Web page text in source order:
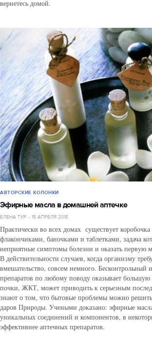
вернетесь домой.
АВТОРСКИЕ КОЛОНКИ
Эфирные масла в домашней аптечке
ЕЛЕНА ТУР 15 АПРЕЛЯ 2015
Практически во всех домах существует
флакончиками, баночками и таблетками, задача
неприятные симптомы болезни и оказать первую
В действительности случаев, когда организму
вмешательство, совсем немного. Бесконтрольный
препаратов по любому поводу оказывает большую
почки, ЖКТ, может приводить к серьезным
знают о том, что бытовые проблемы можно
даров Природы. Учеными доказано: эфирные
уникальных соединений и компонентов, в
эффективнее аптечных препаратов.